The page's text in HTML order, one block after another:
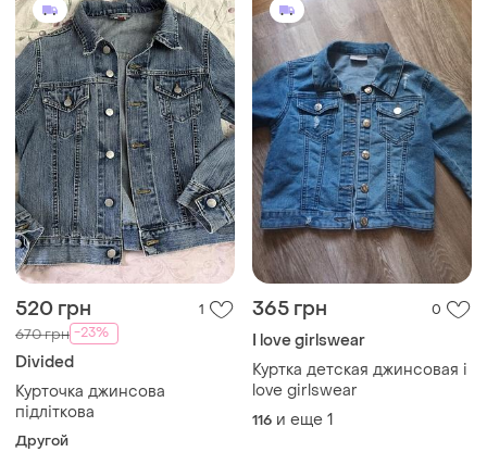
520 грн 1
670 грн -23%
Divided
Курточка джинсова
підліткова
Другой
365 грн 0
I love girlswear
Куртка детская джинсовая i
love girlswear
116 и еще 1